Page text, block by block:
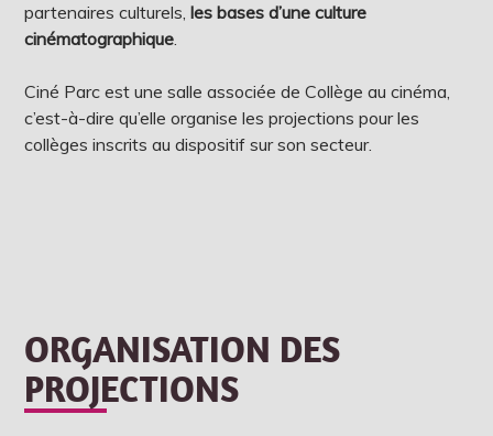
partenaires culturels,les bases d’une culture
cinématographique.
Ciné Parc est une salle associée de Collège au cinéma,
c’est-à-dire qu’elle organise les projections pour les
collèges inscrits au dispositif sur son secteur.
ORGANISATION DES
PROJECTIONS